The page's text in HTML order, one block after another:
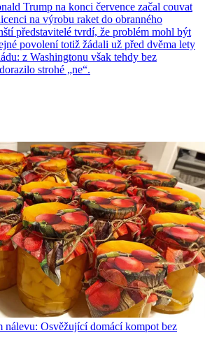
Trump na konci července začal couvat
na výrobu raket do obranného
představitelé tvrdí, že problém mohl být
povolení totiž žádali už před dvěma lety
z Washingtonu však tehdy bez
strohé „ne“.
nálevu: Osvěžující domácí kompot bez